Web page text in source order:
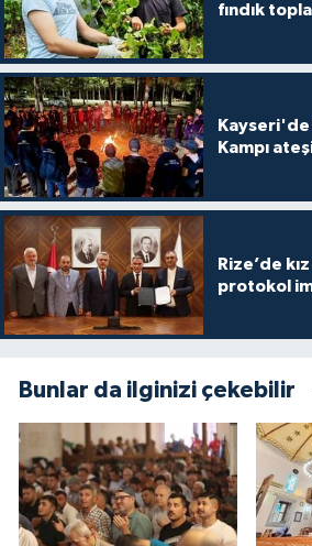
fındık
Kayseri'de
Kampı
Rize’de
protokol
Bunlar da ilginizi çekebilir